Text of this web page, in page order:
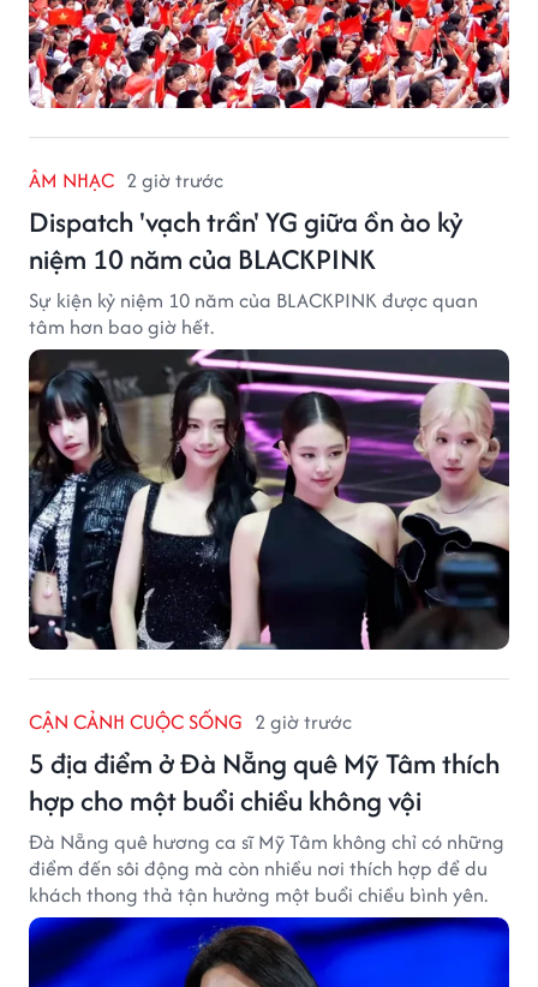
ÂM NHẠC 2 giờ trước
Dispatch 'vạch trần' YG giữa ồn ào kỷ
niệm 10 năm của BLACKPINK
Sự kiện kỷ niệm 10 năm của BLACKPINK được quan
tâm hơn bao giờ hết.
CẬN CẢNH CUỘC SỐNG 2 giờ trước
5 địa điểm ở Đà Nẵng quê Mỹ Tâm thích
hợp cho một buổi chiều không vội
Đà Nẵng quê hương ca sĩ Mỹ Tâm không chỉ có những
điểm đến sôi động mà còn nhiều nơi thích hợp để du
khách thong thả tận hưởng một buổi chiều bình yên.